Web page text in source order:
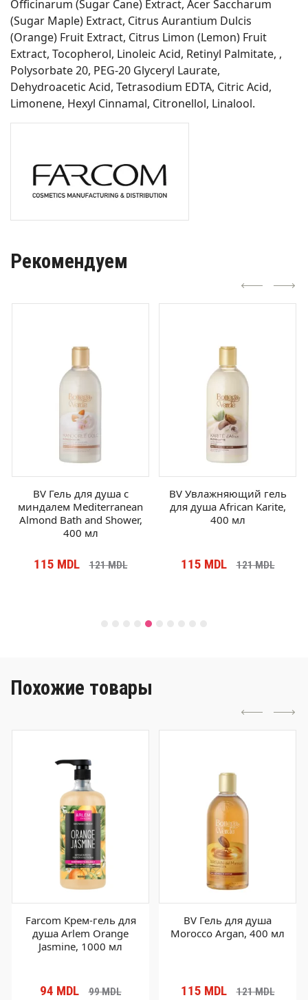
Officinarum (Sugar Cane) Extract, Acer Saccharum
(Sugar Maple) Extract, Citrus Aurantium Dulcis
(Orange) Fruit Extract, Citrus Limon (Lemon) Fruit
Extract, Tocopherol, Linoleic Acid, Retinyl Palmitate, ,
Polysorbate 20, PEG-20 Glyceryl Laurate,
Dehydroacetic Acid, Tetrasodium EDTA, Citric Acid,
Limonene, Hexyl Cinnamal, Citronellol, Linalool.
Рекомендуем
BV Гель для душа с
миндалем Mediterranean
Almond Bath and Shower,
400 мл
115 MDL 121MDL
BV Увлажняющий гель
для душа African Karite,
400 мл
115 MDL 121MDL
Похожие товары
Farcom Крем-гель для
душа Arlem Orange
Jasmine, 1000 мл
94 MDL 99MDL
BV Гель для душа
Morocco Argan, 400 мл
115 MDL 121MDL